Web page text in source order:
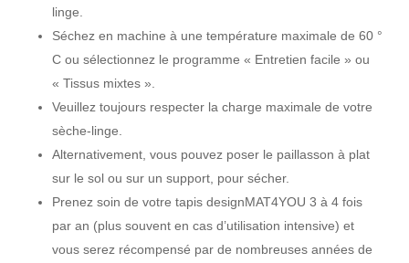
linge.
Séchez en machine à une température maximale de 60 °
C ou sélectionnez le programme « Entretien facile » ou
« Tissus mixtes ».
Veuillez toujours respecter la charge maximale de votre
sèche-linge.
Alternativement, vous pouvez poser le paillasson à plat
sur le sol ou sur un support, pour sécher.
Prenez soin de votre tapis designMAT4YOU 3 à 4 fois
par an (plus souvent en cas d’utilisation intensive) et
vous serez récompensé par de nombreuses années de